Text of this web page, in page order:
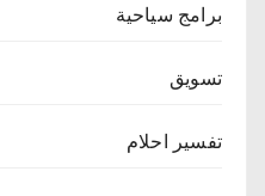
برامج سياحية
تسويق
تفسير احلام